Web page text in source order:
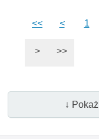
<< < 1
> >>
↓